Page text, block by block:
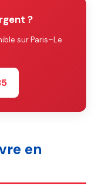
?
sur Paris–Le
en